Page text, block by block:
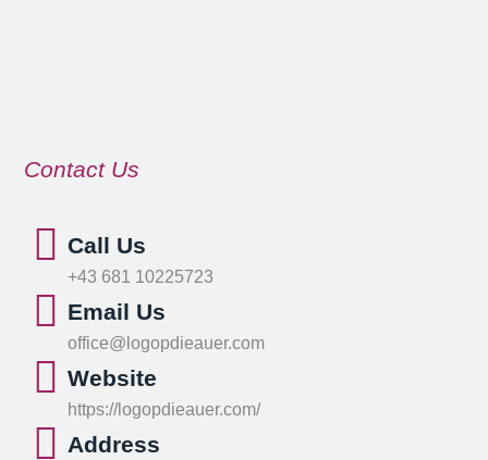
Contact Us
Call Us
+43 681 10225723
Email Us
office@logopdieauer.com
Website
https://logopdieauer.com/
Address